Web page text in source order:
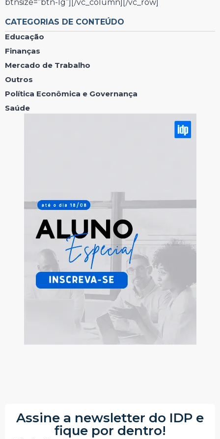
btnsize=”btn-lg”][/vc_column][/vc_row]
CATEGORIAS DE CONTEÚDO
Educação
Finanças
Mercado de Trabalho
Outros
Política Econômica e Governança
Saúde
Assine a newsletter do IDP e
fique por dentro!